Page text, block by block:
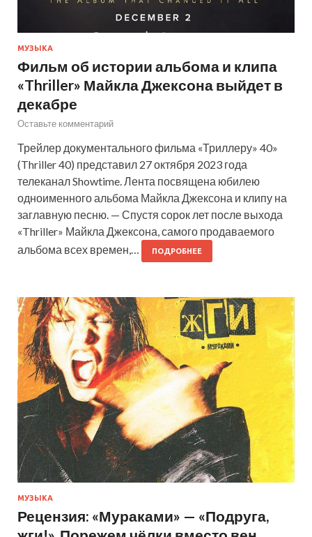
МУЗЫКА
Фильм об истории альбома и клипа
«Thriller» Майкла Джексона выйдет в
декабре
Оставьте комментарий
Трейлер документального фильма «Триллеру» 40»
(Thriller 40) представил 27 октября 2023 года
телеканал Showtime. Лента посвящена юбилею
одноименного альбома Майкла Джексона и клипу на
заглавную песню. — Спустя сорок лет после выхода
«Thriller» Майкла Джексона, самого продаваемого
альбома всех времен,…
ПОДРОБНЕЕ
МУЗЫКА
Рецензия: «Мураками» — «Подруга,